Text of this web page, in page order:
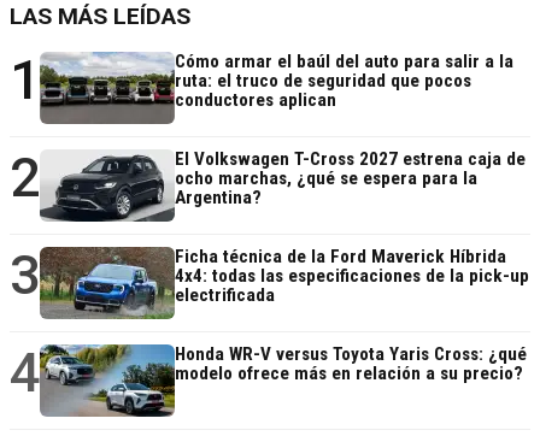
LAS MÁS LEÍDAS
1
Cómo armar el baúl del auto para salir a la
ruta: el truco de seguridad que pocos
conductores aplican
2
El Volkswagen T-Cross 2027 estrena caja de
ocho marchas, ¿qué se espera para la
Argentina?
3
Ficha técnica de la Ford Maverick Híbrida
4x4: todas las especificaciones de la pick-up
electrificada
4
Honda WR-V versus Toyota Yaris Cross: ¿qué
modelo ofrece más en relación a su precio?